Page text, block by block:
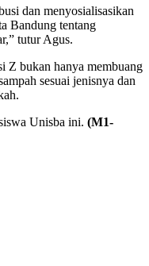
dan menyosialisasikan
Bandung tentang
tutur Agus.
Z bukan hanya membuang
sesuai jenisnya dan
Unisba ini. (M1-